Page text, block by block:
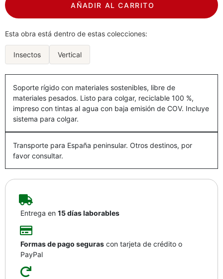
AÑADIR AL CARRITO
Esta obra está dentro de estas colecciones:
Insectos Vertical
Soporte rígido con materiales sostenibles, libre de
materiales pesados. Listo para colgar, reciclable 100 %,
impreso con tintas al agua con baja emisión de COV. Incluye
sistema para colgar.
Transporte para España peninsular. Otros destinos, por
favor consultar.
Entrega en 15 días laborables
Formas de pago seguras con tarjeta de crédito o
PayPal